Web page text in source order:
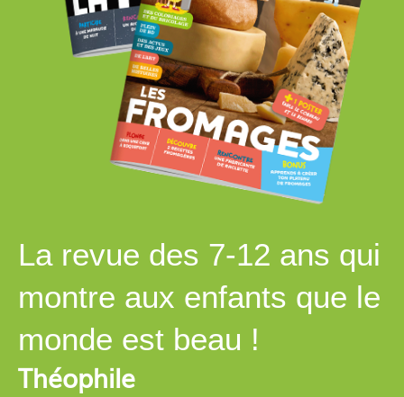
La revue des 7-12 ans qui
montre aux enfants que le
monde est beau !
Théophile